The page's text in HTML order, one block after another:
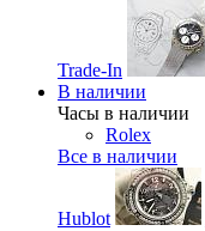
Trade-In
В наличии
Часы в наличии
Rolex
Все в наличии
Hublot